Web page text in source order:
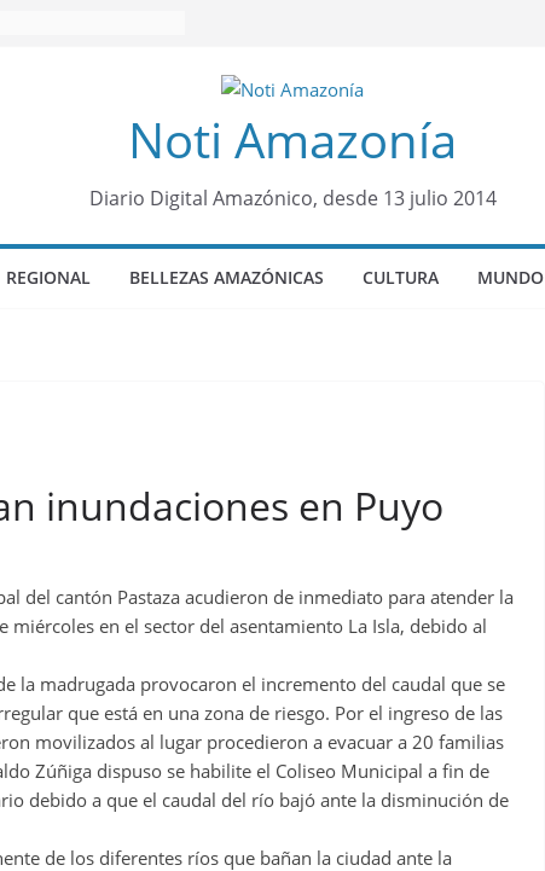
Noti Amazonía
Diario Digital Amazónico, desde 13 julio 2014
REGIONAL BELLEZAS AMAZÓNICAS CULTURA MUNDO
inundaciones en Puyo
del cantón Pastaza acudieron de inmediato para atender la
miércoles en el sector del asentamiento La Isla, debido al
la madrugada provocaron el incremento del caudal que se
que está en una zona de riesgo. Por el ingreso de las
movilizados al lugar procedieron a evacuar a 20 familias
Zúñiga dispuso se habilite el Coliseo Municipal a fin de
debido a que el caudal del río bajó ante la disminución de
de los diferentes ríos que bañan la ciudad ante la